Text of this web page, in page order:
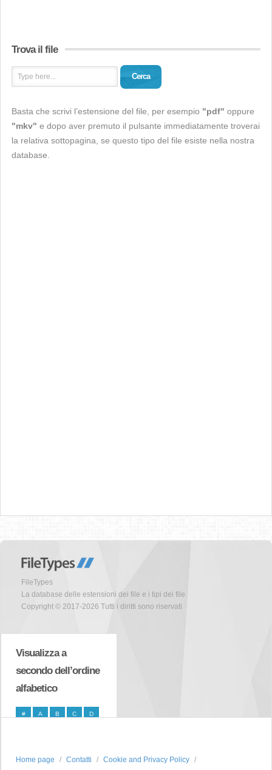
Trova il file
Cerca
Basta che scrivi l’estensione del file, per esempio "pdf" oppure
"mkv" e dopo aver premuto il pulsante immediatamente troverai
la relativa sottopagina, se questo tipo del file esiste nella nostra
database.
FileTypes
La database delle estensioni dei file e i tipi dei file
Copyright © 2017-2026 Tutti i diritti sono riservati
Visualizza a
secondo dell’ordine
alfabetico
# A B C D
Home page Contatti Cookie and Privacy Policy